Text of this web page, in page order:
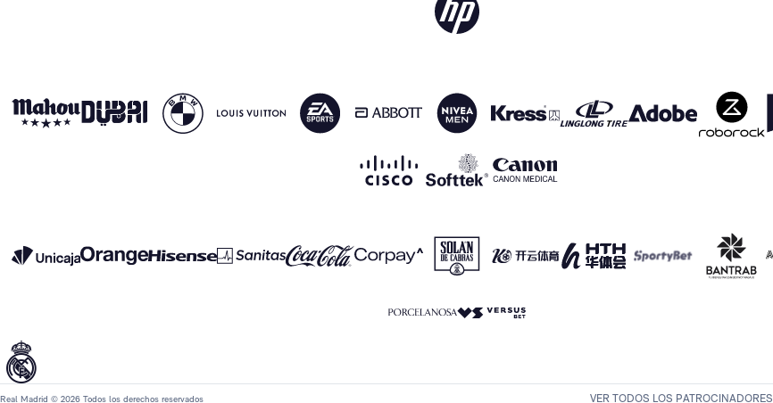
Real Madrid © 2026 Todos los derechos reservados VER TODOS LOS PATROCINADORES